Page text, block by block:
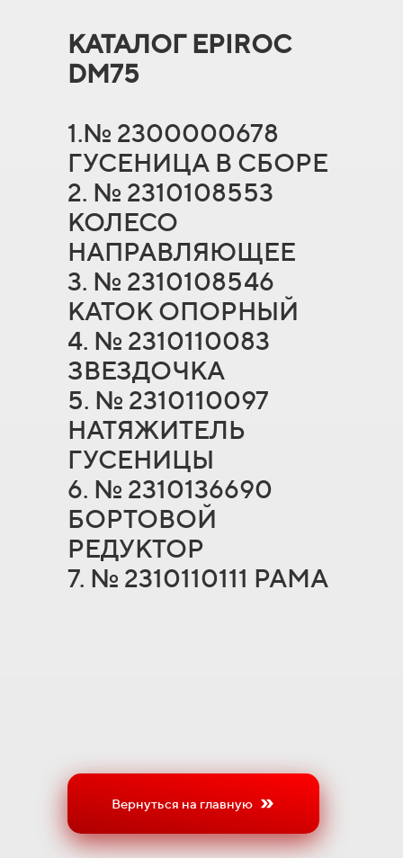
Вернуться на главную
КАТАЛОГ EPIROC
DM75
1.№ 2300000678
ГУСЕНИЦА В СБОРЕ
2. № 2310108553
КОЛЕСО
НАПРАВЛЯЮЩЕЕ
3. № 2310108546
КАТОК ОПОРНЫЙ
4. № 2310110083
ЗВЕЗДОЧКА
5. № 2310110097
НАТЯЖИТЕЛЬ
ГУСЕНИЦЫ
6. № 2310136690
БОРТОВОЙ
РЕДУКТОР
7. № 2310110111 РАМА